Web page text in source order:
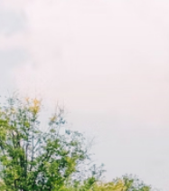
woonkamer met open
samen goed voor 44 m² aan
leefruimte. De lichte
biedt genoeg ruimte voor